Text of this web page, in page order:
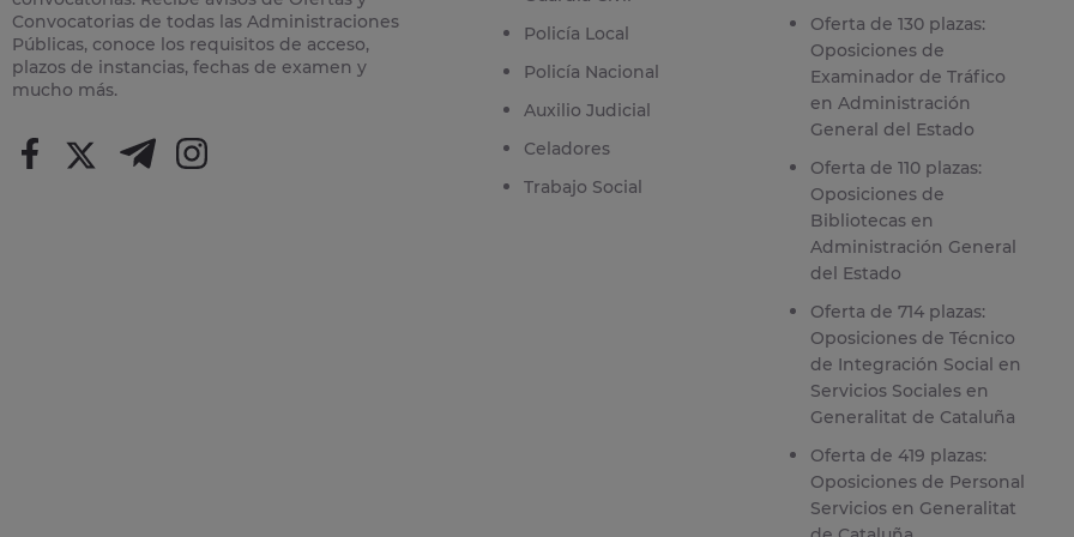
Convocatorias de todas las Administraciones
Públicas, conoce los requisitos de acceso,
plazos de instancias, fechas de examen y
mucho más.
Policía Local
Policía Nacional
Auxilio Judicial
Celadores
Trabajo Social
Oferta de 130 plazas:
Oposiciones de
Examinador de Tráfico
en Administración
General del Estado
Oferta de 110 plazas:
Oposiciones de
Bibliotecas en
Administración General
del Estado
Oferta de 714 plazas:
Oposiciones de Técnico
de Integración Social en
Servicios Sociales en
Generalitat de Cataluña
Oferta de 419 plazas:
Oposiciones de Personal
Servicios en Generalitat